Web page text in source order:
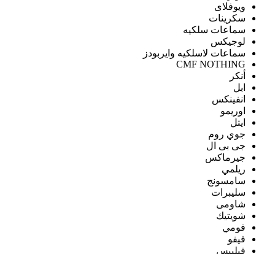
ويوفلاى
سكرينات
سماعات سلكيه
لوجيكس
سماعات لاسلكيه وايربودز
CMF NOTHING
أنكر
ابل
انفينكس
اوريمو
ايتل
جوي روم
جى بى ال
جيرماكس
ريلمي
سامسونج
سليبرات
شاومى
شويتيك
فومي
فيفو
فيليبس